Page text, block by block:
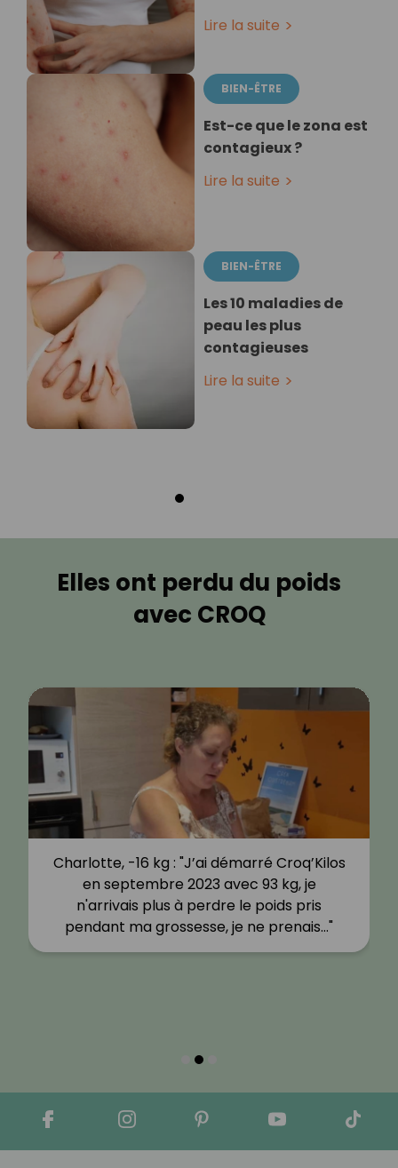
Lire la suite
BIEN-ÊTRE
Est-ce que le zona est
contagieux ?
Lire la suite
BIEN-ÊTRE
Les 10 maladies de
peau les plus
contagieuses
Lire la suite
Elles ont perdu du poids
avec CROQ
Charlotte, -16 kg : "J’ai démarré Croq’Kilos
en septembre 2023 avec 93 kg, je
n'arrivais plus à perdre le poids pris
pendant ma grossesse, je ne prenais…"